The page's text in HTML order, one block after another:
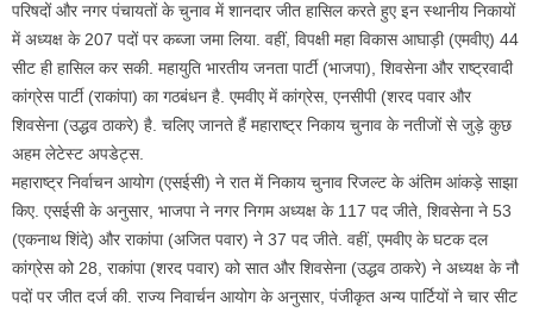
परिषदों और नगर पंचायतों के चुनाव में शानदार जीत हासिल करते हुए इन स्थानीय निकायों
में अध्यक्ष के 207 पदों पर कब्जा जमा लिया. वहीं, विपक्षी महा विकास आघाड़ी (एमवीए) 44
सीट ही हासिल कर सकी. महायुति भारतीय जनता पार्टी (भाजपा), शिवसेना और राष्ट्रवादी
कांग्रेस पार्टी (राकांपा) का गठबंधन है. एमवीए में कांग्रेस, एनसीपी (शरद पवार और
शिवसेना (उद्धव ठाकरे) है. चलिए जानते हैं महाराष्ट्र निकाय चुनाव के नतीजों से जुड़े कुछ
अहम लेटेस्ट अपडेट्स.
महाराष्ट्र निर्वाचन आयोग (एसईसी) ने रात में निकाय चुनाव रिजल्ट के अंतिम आंकड़े साझा
किए. एसईसी के अनुसार, भाजपा ने नगर निगम अध्यक्ष के 117 पद जीते, शिवसेना ने 53
(एकनाथ शिंदे) और राकांपा (अजित पवार) ने 37 पद जीते. वहीं, एमवीए के घटक दल
कांग्रेस को 28, राकांपा (शरद पवार) को सात और शिवसेना (उद्धव ठाकरे) ने अध्यक्ष के नौ
पदों पर जीत दर्ज की. राज्य निवार्चन आयोग के अनुसार, पंजीकृत अन्य पार्टियों ने चार सीट